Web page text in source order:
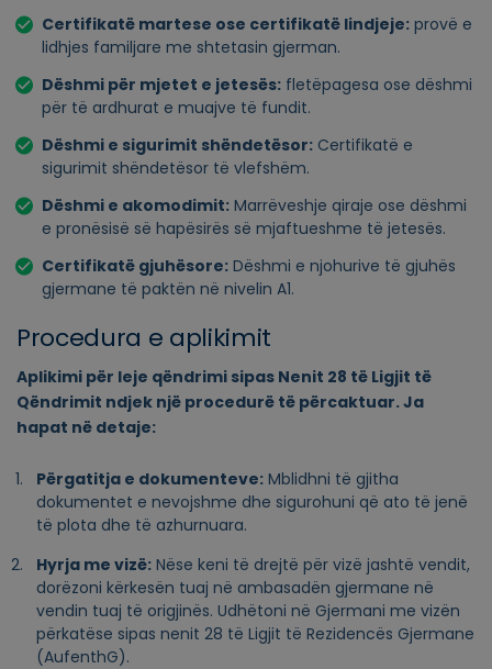
Certifikatë martese ose certifikatë lindjeje: provë e
lidhjes familjare me shtetasin gjerman.
Dëshmi për mjetet e jetesës: fletëpagesa ose dëshmi
për të ardhurat e muajve të fundit.
Dëshmi e sigurimit shëndetësor: Certifikatë e
sigurimit shëndetësor të vlefshëm.
Dëshmi e akomodimit: Marrëveshje qiraje ose dëshmi
e pronësisë së hapësirës së mjaftueshme të jetesës.
Certifikatë gjuhësore: Dëshmi e njohurive të gjuhës
gjermane të paktën në nivelin A1.
Procedura e aplikimit
Aplikimi për leje qëndrimi sipas Nenit 28 të Ligjit të
Qëndrimit ndjek një procedurë të përcaktuar. Ja
hapat në detaje:
Përgatitja e dokumenteve: Mblidhni të gjitha
dokumentet e nevojshme dhe sigurohuni që ato të jenë
të plota dhe të azhurnuara.
Hyrja me vizë: Nëse keni të drejtë për vizë jashtë vendit,
dorëzoni kërkesën tuaj në ambasadën gjermane në
vendin tuaj të origjinës. Udhëtoni në Gjermani me vizën
përkatëse sipas nenit 28 të Ligjit të Rezidencës Gjermane
(AufenthG).